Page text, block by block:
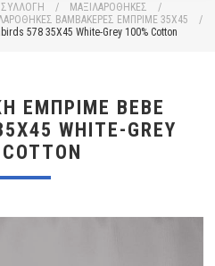
ΣΥΛΛΟΓΗ / ΜΑΞΙΛΑΡΟΘΗΚΕΣ
/
ΒΑΜΒΑΚΕΡΕΣ ΕΜΠΡΙΜΕ 35X45
/
578 35X45 White-Grey 100% Cotton
ΕΜΠΡΙΜΈ BEBE
WHITE-GREY